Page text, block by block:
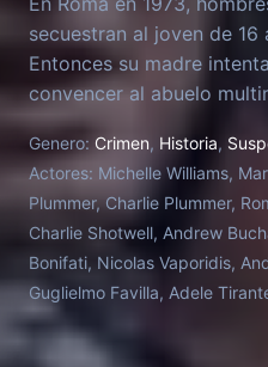
secuestran al joven de 16
Entonces su madre
convencer al abuelo
Getty, de que pague el
Genero: Crimen, Historia,
Actores: Michelle Williams,
Plummer, Charlie Plummer,
Charlie Shotwell, Andrew
Bonifati, Nicolas Vaporidis,
Guglielmo Favilla, Adele